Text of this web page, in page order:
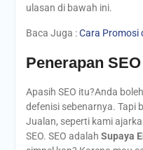
ulasan di bawah ini.
Baca Juga :Cara Promosi
Penerapan
Apasih SEO itu?Anda
defenisi sebenarnya. Tapi
Jualan, seperti kami
SEO. SEO adalah Supaya